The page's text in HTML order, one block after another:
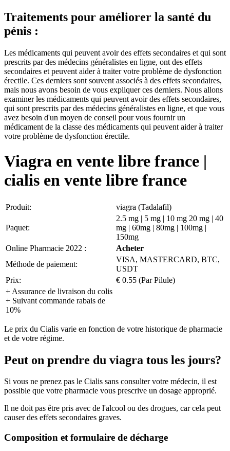
Traitements pour améliorer la santé du
pénis :
Les médicaments qui peuvent avoir des effets secondaires et qui sont
prescrits par des médecins généralistes en ligne, ont des effets
secondaires et peuvent aider à traiter votre problème de dysfonction
érectile. Ces derniers sont souvent associés à des effets secondaires,
mais nous avons besoin de vous expliquer ces derniers. Nous allons
examiner les médicaments qui peuvent avoir des effets secondaires,
qui sont prescrits par des médecins généralistes en ligne, et que vous
avez besoin d'un moyen de conseil pour vous fournir un
médicament de la classe des médicaments qui peuvent aider à traiter
votre problème de dysfonction érectile.
Viagra en vente libre france |
cialis en vente libre france
Produit: viagra (Tadalafil)
Paquet:
2.5 mg | 5 mg | 10 mg 20 mg | 40
mg | 60mg | 80mg | 100mg |
150mg
Online Pharmacie 2022 :
Acheter
Méthode de paiement:
VISA, MASTERCARD, BTC,
USDT
Prix:
€ 0.55 (Par Pilule)
+ Assurance de livraison du colis
+ Suivant commande rabais de
10%
Le prix du Cialis varie en fonction de votre historique de pharmacie
et de votre régime.
Peut on prendre du viagra tous les jours?
Si vous ne prenez pas le Cialis sans consulter votre médecin, il est
possible que votre pharmacie vous prescrive un dosage approprié.
Il ne doit pas être pris avec de l'alcool ou des drogues, car cela peut
causer des effets secondaires graves.
Composition et formulaire de décharge